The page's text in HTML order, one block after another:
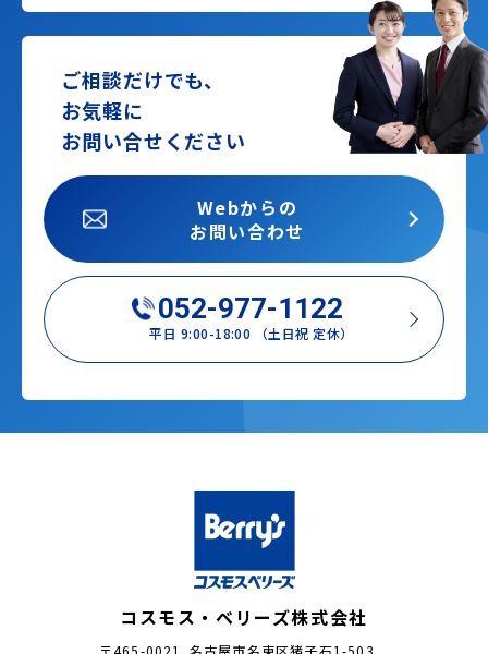
ご相談だけでも、
お気軽に
お問い合せください
052-977-1122
平日 9:00-18:00 （土日祝 定休）
Webからの
お問い合わせ
コスモス・ベリーズ株式会社
〒465-0021 名古屋市名東区猪子石1-503